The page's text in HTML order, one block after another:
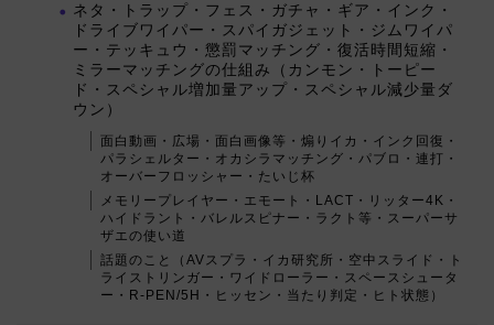
ネタ・トラップ・フェス・ガチャ・ギア・インク・
ドライブワイパー・スパイガジェット・ジムワイパ
ー・テッキュウ・懲罰マッチング・復活時間短縮・
ミラーマッチングの仕組み（カンモン・トーピー
ド・スペシャル増加量アップ・スペシャル減少量ダ
ウン）
面白動画・広場・面白画像等・煽りイカ・インク回復・
パラシェルター・オカシラマッチング・パブロ・連打・
オーバーフロッシャー・たいじ杯
メモリープレイヤー・エモート・LACT・リッター4K・
ハイドラント・バレルスピナー・ラクト等・スーパーサ
ザエの使い道
話題のこと（AVスプラ・イカ研究所・空中スライド・ト
ライストリンガー・ワイドローラー・スペースシュータ
ー・R-PEN/5H・ヒッセン・当たり判定・ヒト状態）